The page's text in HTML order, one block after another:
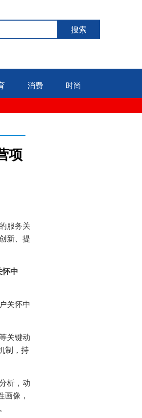
搜索
消费 时尚
项
服务关
新、提
怀中
关怀中
关键动
制，持
析，动
画像，